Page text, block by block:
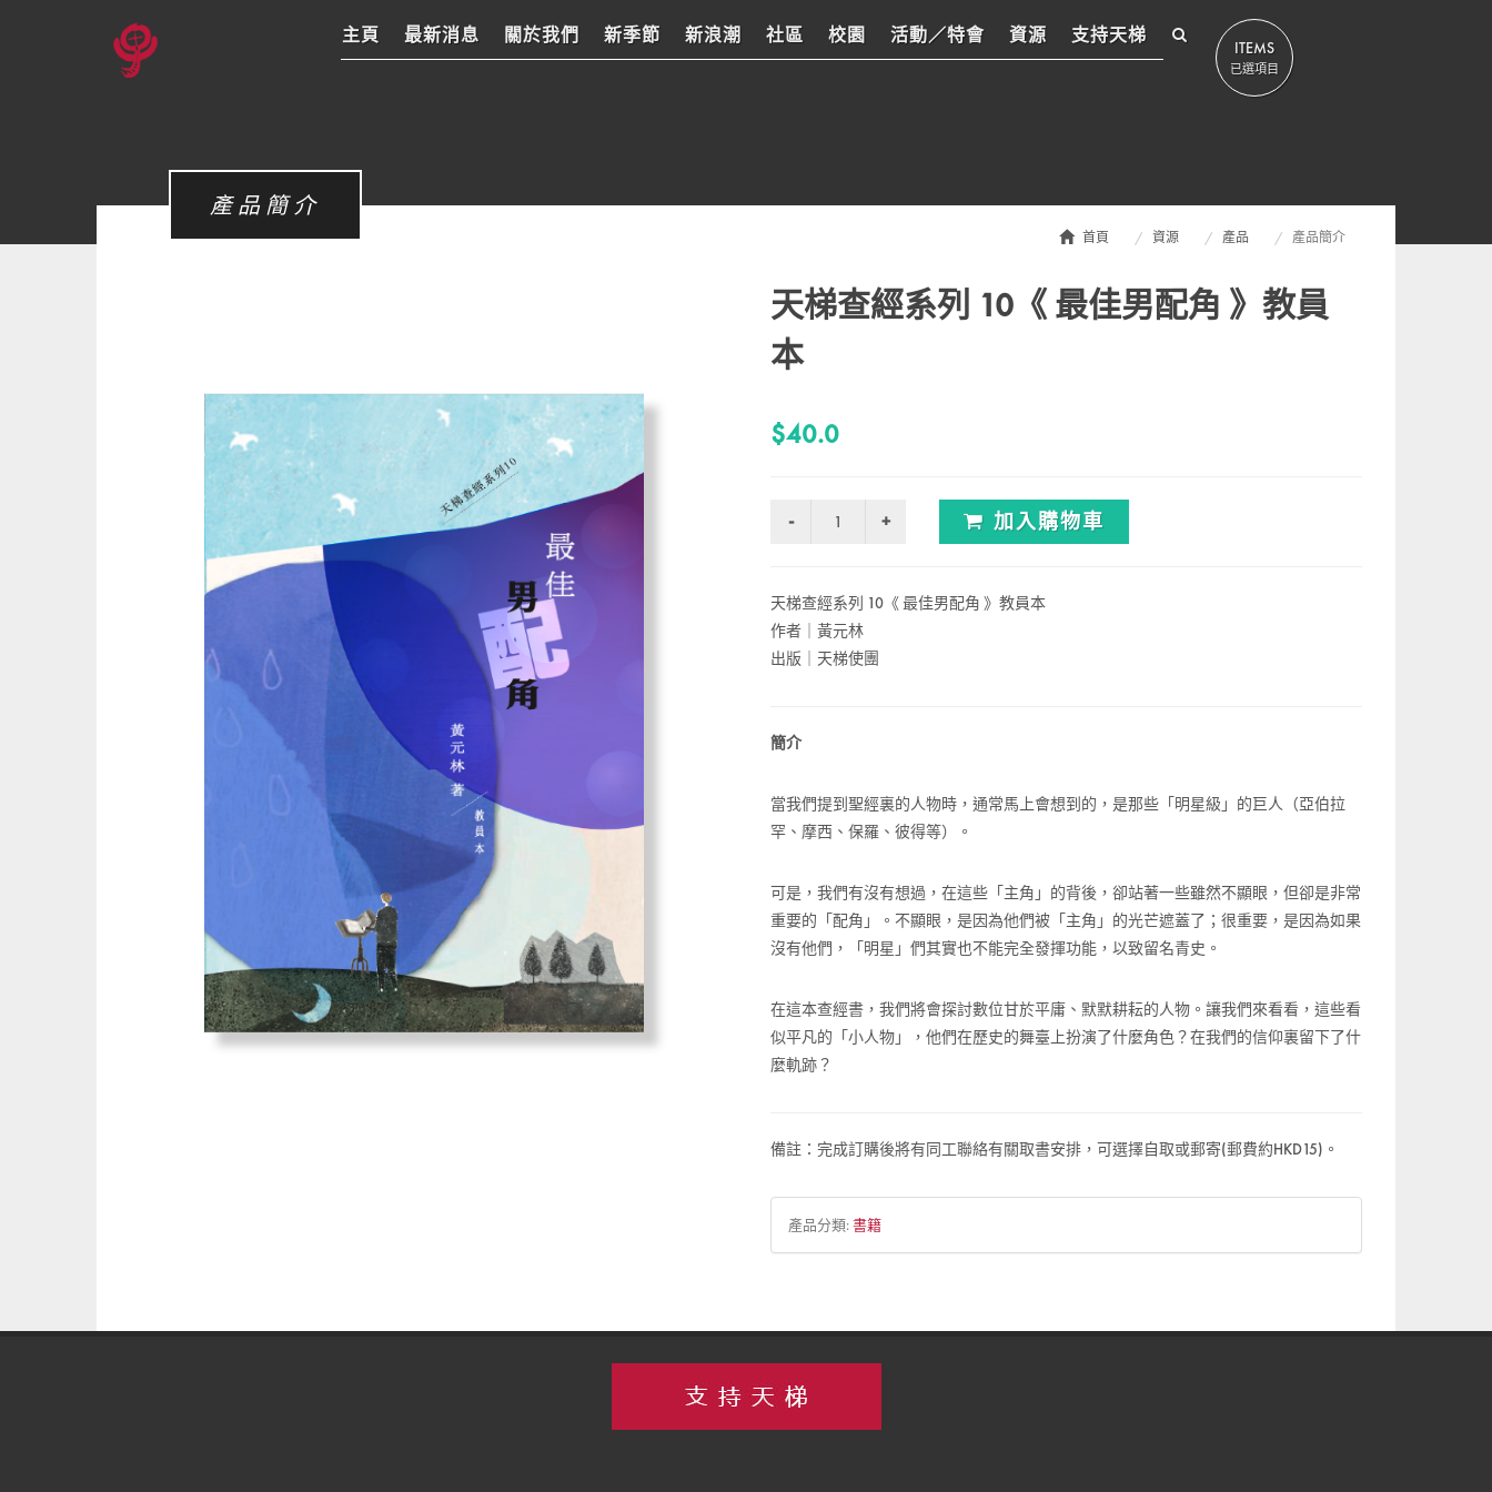
主頁 最新消息 關於我們 新季節 新浪潮 社區 校園 活動／特會 資源 支持天梯
ITEMS
已選項目
產品簡介
首頁 資源 產品 產品簡介
天梯查經系列 10《 最佳男配角 》教員
本
$40.0
加入購物車
天梯查經系列 10《 最佳男配角 》教員本
作者｜黃元林
出版｜天梯使團
簡介
當我們提到聖經裏的人物時，通常馬上會想到的，是那些「明星級」的巨人（亞伯拉
罕、摩西、保羅、彼得等）。
可是，我們有沒有想過，在這些「主角」的背後，卻站著一些雖然不顯眼，但卻是非常
重要的「配角」。不顯眼，是因為他們被「主角」的光芒遮蓋了；很重要，是因為如果
沒有他們，「明星」們其實也不能完全發揮功能，以致留名青史。
在這本查經書，我們將會探討數位甘於平庸、默默耕耘的人物。讓我們來看看，這些看
似平凡的「小人物」，他們在歷史的舞臺上扮演了什麼角色？在我們的信仰裏留下了什
麼軌跡？
備註：完成訂購後將有同工聯絡有關取書安排，可選擇自取或郵寄(郵費約HKD15)。
產品分類:書籍